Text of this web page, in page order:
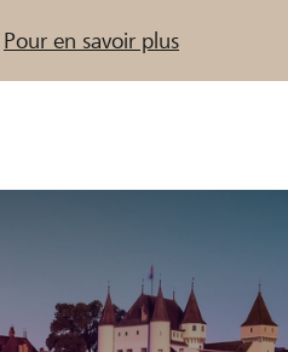
Pour en savoir plus